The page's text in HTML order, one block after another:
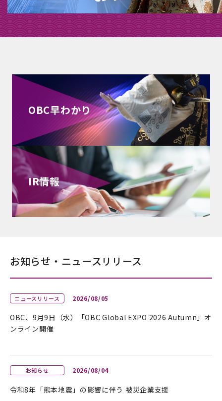
OBC早わかり
IR情報
お知らせ・ニュースリリース
ニュースリリース 2026/08/05
OBC、9月9日（水）「OBC Global EXPO 2026 Autumn」オ
ンライン開催
お知らせ 2026/08/04
令和8年「熊本地震」の影響に伴う 被災企業支援